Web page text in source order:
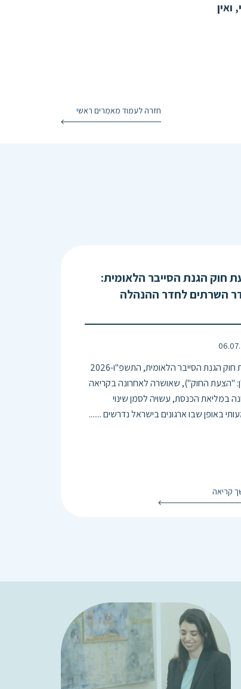
חזרה לעמוד מאמרים ראשי
חוק הגנת הסייבר הלאומית:
השרתים לחדר ההנהלה
הצעת חוק הגנת הסייבר הלאומית, התשפ"ו-2026
"הצעת החוק"), שאושרה לאחרונה בקריאה
במליאת הכנסת, עשויה לסמן שינוי
באופן שבו ארגונים בישראל נדרשים .......
קריאה